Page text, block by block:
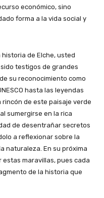
económico, sino
forma a la vida social y
de Elche, usted
testigos de grandes
su reconocimiento como
hasta las leyendas
de este paisaje verde
sumergirse en la rica
de desentrañar secretos
a reflexionar sobre la
naturaleza. En su próxima
maravillas, pues cada
de la historia que